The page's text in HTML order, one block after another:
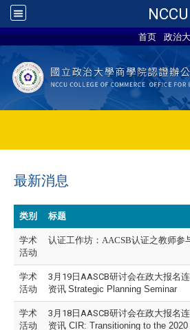
NCCU
首页 政治
最新消息
类别 标题
学术
活动
认证工作坊：AACSB认证之教师参
学术
活动
3月19日AASCB研讨会在政大报名
资讯 Strategic Planning Seminar
学术
活动
3月18日AASCB研讨会在政大报名
资讯 CIR: Transitioning to the 2020